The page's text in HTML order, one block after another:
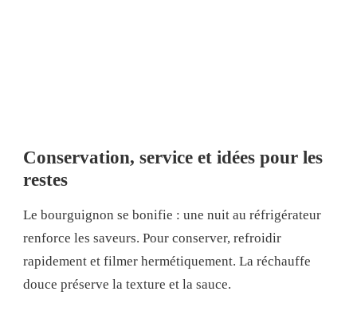
Conservation, service et idées pour les
restes
Le bourguignon se bonifie : une nuit au réfrigérateur
renforce les saveurs. Pour conserver, refroidir
rapidement et filmer hermétiquement. La réchauffe
douce préserve la texture et la sauce.